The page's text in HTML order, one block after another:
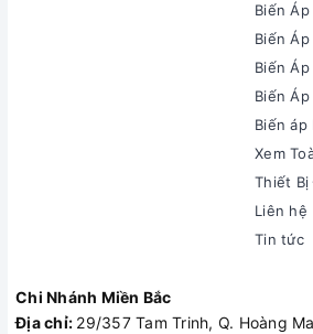
Biến
Biến Áp
Biến Áp
Biến
Biến áp
Xem
Thiết Bị
Liên hệ
Tin tức
Chi Nhánh Miền Bắc
Địa chỉ: 29/357 Tam Trinh, Q. Hoàng